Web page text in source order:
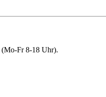
(Mo-Fr 8-18 Uhr).